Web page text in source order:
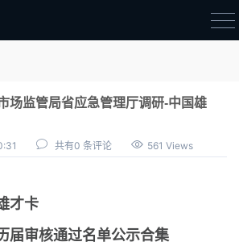
审核通过公示
场监管局省应急管理厅调研-中国雄
共有0 条评论 561 Views
才卡
届审核通过名单公示合集